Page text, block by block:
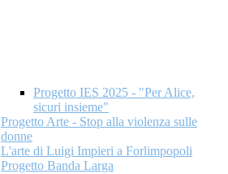
Progetto IES 2025 - "Per Alice,
sicuri insieme"
Progetto Arte - Stop alla violenza sulle
donne
L'arte di Luigi Impieri a Forlimpopoli
Progetto Banda Larga